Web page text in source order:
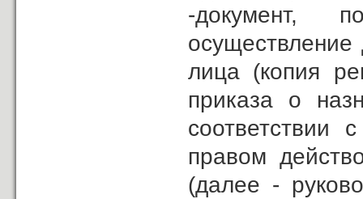
-документ,
лица (копия
приказа о
соответствии
правом
(далее -